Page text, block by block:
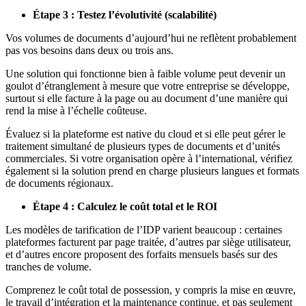
Étape 3 : Testez l’évolutivité (scalabilité)
Vos volumes de documents d’aujourd’hui ne reflètent probablement
pas vos besoins dans deux ou trois ans.
Une solution qui fonctionne bien à faible volume peut devenir un
goulot d’étranglement à mesure que votre entreprise se développe,
surtout si elle facture à la page ou au document d’une manière qui
rend la mise à l’échelle coûteuse.
Évaluez si la plateforme est native du cloud et si elle peut gérer le
traitement simultané de plusieurs types de documents et d’unités
commerciales. Si votre organisation opère à l’international, vérifiez
également si la solution prend en charge plusieurs langues et formats
de documents régionaux.
Étape 4 : Calculez le coût total et le ROI
Les modèles de tarification de l’IDP varient beaucoup : certaines
plateformes facturent par page traitée, d’autres par siège utilisateur,
et d’autres encore proposent des forfaits mensuels basés sur des
tranches de volume.
Comprenez le coût total de possession, y compris la mise en œuvre,
le travail d’intégration et la maintenance continue, et pas seulement